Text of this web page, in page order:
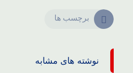
برچسب ها
نوشته های مشابه